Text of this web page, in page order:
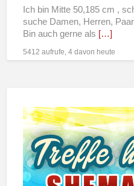
Ich bin Mitte 50,185 cm ,
suche Damen, Herren,
Bin auch gerne als […]
5412 aufrufe, 4 davon heute